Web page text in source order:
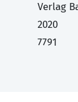
Verlag
2020
7791